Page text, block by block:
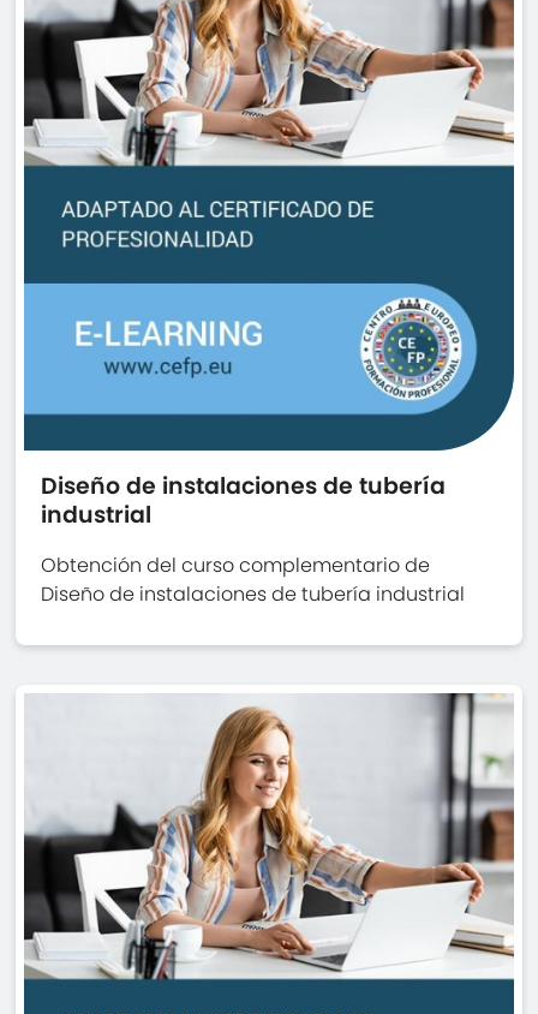
Diseño de instalaciones de tubería
industrial
Obtención del curso complementario de
Diseño de instalaciones de tubería industrial